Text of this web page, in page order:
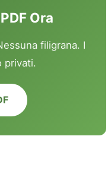
Ora
filigrana. I
privati.